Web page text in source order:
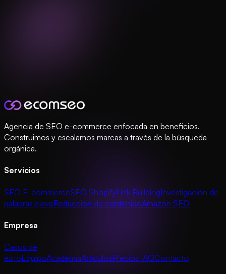
Agencia de SEO e-commerce enfocada en beneficios.
Construimos y escalamos marcas a través de la búsqueda
orgánica.
Servicios
SEO E-commerceSEO ShopifyLink BuildingInvestigación de
palabras claveRedacción de contenidoAmazon SEO
Empresa
Casos de
éxitoEquipoAcademiaArtículosPreciosFAQContacto